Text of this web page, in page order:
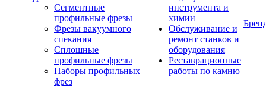
Сегментные
профильные фрезы
Фрезы вакуумного
спекания
Сплошные
профильные фрезы
Наборы профильных
фрез
инструмента и
химии
Обслуживание и
ремонт станков и
оборудования
Реставрационные
работы по камню